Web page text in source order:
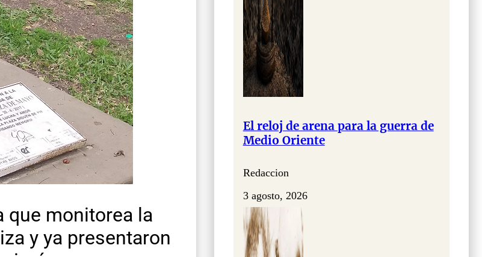
que monitorea la
y ya presentaron
El reloj de arena para la guerra de
Medio Oriente
Redaccion
3 agosto, 2026